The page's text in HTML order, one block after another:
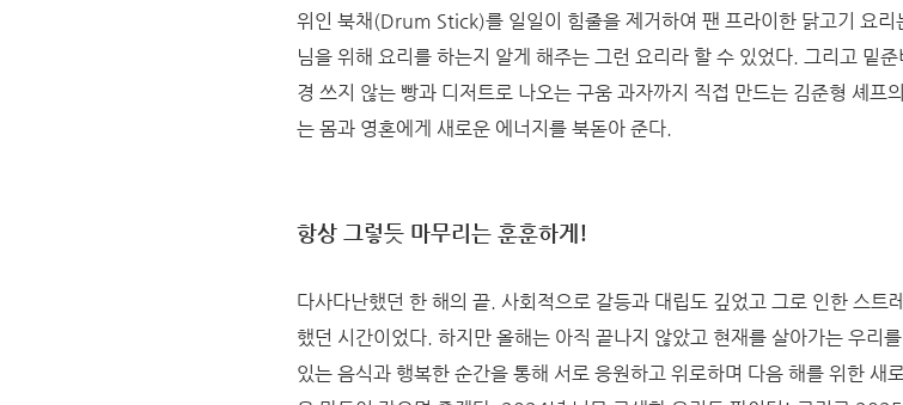
위인 북채(Drum Stick)를 일일이 힘줄을 제거하여 팬 프라이한 닭고기 요리
님을 위해 요리를 하는지 알게 해주는 그런 요리라 할 수 있었다. 그리고 밑
경 쓰지 않는 빵과 디저트로 나오는 구움 과자까지 직접 만드는 김준형 셰프
는 몸과 영혼에게 새로운 에너지를 북돋아 준다.
항상 그렇듯 마무리는 훈훈하게!
다사다난했던 한 해의 끝. 사회적으로 갈등과 대립도 깊었고 그로 인한 스트
했던 시간이었다. 하지만 올해는 아직 끝나지 않았고 현재를 살아가는 우리
있는 음식과 행복한 순간을 통해 서로 응원하고 위로하며 다음 해를 위한 새